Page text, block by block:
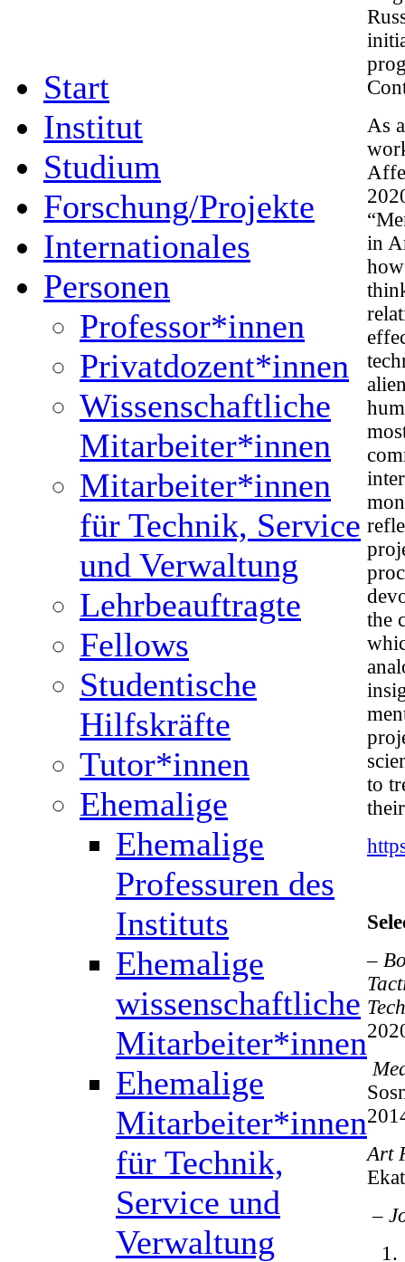
Start
Institut
Studium
Forschung/Projekte
Internationales
Personen
Professor*innen
Privatdozent*innen
Wissenschaftliche
Mitarbeiter*innen
Mitarbeiter*innen
für Technik, Service
und Verwaltung
Lehrbeauftragte
Fellows
Studentische
Hilfskräfte
Tutor*innen
Ehemalige
Ehemalige
Professuren des
Instituts
Ehemalige
wissenschaftliche
Mitarbeiter*innen
Ehemalige
Mitarbeiter*innen
für Technik,
Service und
Verwaltung
As
in
the
to
–
Art
–